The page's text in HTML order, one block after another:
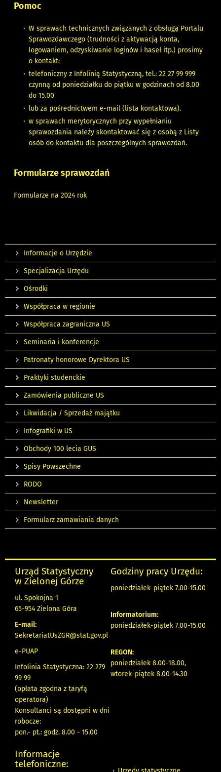
Pomoc
W sprawach technicznych związanych z obsługą Portalu
Sprawozdawczego (trudności z aktywacją konta,
logowaniem, odzyskiwanie loginów i haseł itp.) prosimy
o kontakt:
telefoniczny z Infolinią Statystyczną, tel.: 22 27 99 999
czynną od poniedziałku do piątku w godzinach od 8.00
do 15.00
lub za pośrednictwem e-mail (lista kontaktowa).
w sprawach merytorycznych przy wypełnianiu
sprawozdania należy skontaktować się z osobą z Listy
osób do kontaktu dla poszczególnych sprawozdań.
Formularze sprawozdań
Formularze na 2024 rok
Informacje o Urzędzie
Specjalizacja Urzędu
Ośrodki
Współpraca w regionie
Współpraca zagraniczna US
Seminaria i konferencje
Patronaty honorowe Dyrektora US
Praktyki studenckie
Zamówienia publiczne US
Likwidacja / Sprzedaż majątku
Infografiki w US
Obchody 100 lecia GUS
Spisy Powszechne
RODO
Newsletter
Formularz zamawiania danych
Urząd Statystyczny
w Zielonej Górze
ul. Spokojna 1
65-954 Zielona Góra
E-mail:
SekretariatUsZGR@stat.gov.pl
e-PUAP
Infolinia Statystyczna: 22 279
99 99
(opłata zgodna z taryfą
operatora)
Konsultanci są dostępni w dni
robocze:
pon.- pt.: godz. 8.00 - 15.00
Godziny pracy Urzędu:
poniedziałek-piątek 7.00-15.00
Informatorium:
poniedziałek-piątek 7.00-15.00
REGON:
poniedziałek 8.00-18.00,
wtorek-piątek 8.00-14.30
Informacje
telefoniczne: